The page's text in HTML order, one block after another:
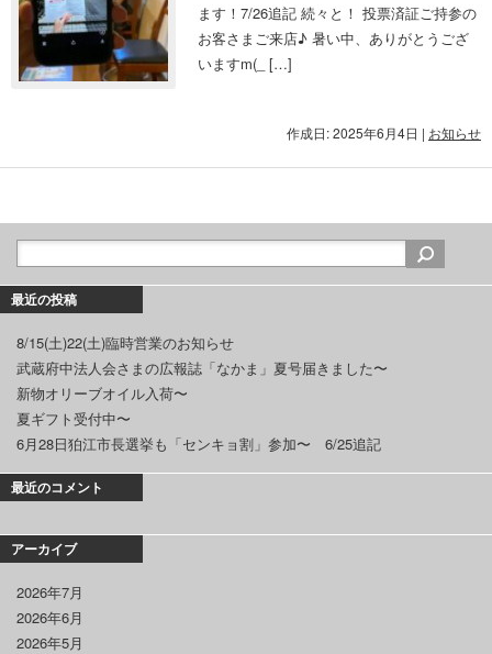
ます！7/26追記 続々と！ 投票済証ご持参の
お客さまご来店♪ 暑い中、ありがとうござ
いますm(_ […]
作成日: 2025年6月4日 | お知らせ
最近の投稿
8/15(土)22(土)臨時営業のお知らせ
武蔵府中法人会さまの広報誌「なかま」夏号届きました〜
新物オリーブオイル入荷〜
夏ギフト受付中〜
6月28日狛江市長選挙も「センキョ割」参加〜 6/25追記
最近のコメント
アーカイブ
2026年7月
2026年6月
2026年5月